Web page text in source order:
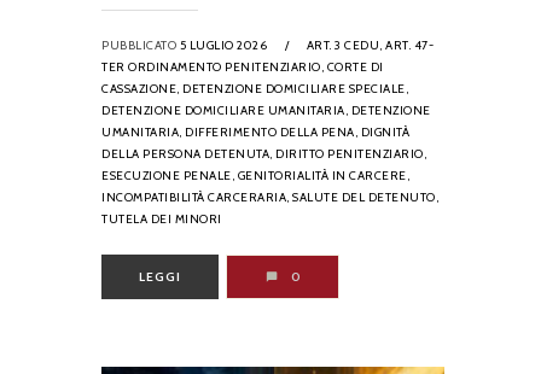
PUBBLICATO 5 LUGLIO 2026 / ART. 3 CEDU, ART. 47-
TER ORDINAMENTO PENITENZIARIO, CORTE DI
CASSAZIONE, DETENZIONE DOMICILIARE SPECIALE,
DETENZIONE DOMICILIARE UMANITARIA, DETENZIONE
UMANITARIA, DIFFERIMENTO DELLA PENA, DIGNITÀ
DELLA PERSONA DETENUTA, DIRITTO PENITENZIARIO,
ESECUZIONE PENALE, GENITORIALITÀ IN CARCERE,
INCOMPATIBILITÀ CARCERARIA, SALUTE DEL DETENUTO,
TUTELA DEI MINORI
LEGGI 0